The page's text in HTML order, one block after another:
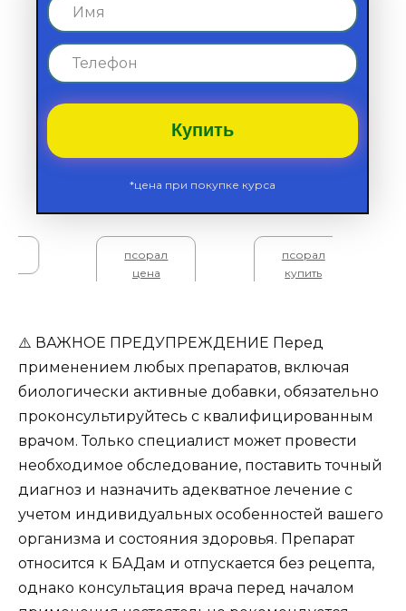
Купить
*цена при покупке курса
псорал
цена
псорал
купить
⚠️ ВАЖНОЕ ПРЕДУПРЕЖДЕНИЕ Перед
применением любых препаратов, включая
биологически активные добавки, обязательно
проконсультируйтесь с квалифицированным
врачом. Только специалист может провести
необходимое обследование, поставить точный
диагноз и назначить адекватное лечение с
учетом индивидуальных особенностей вашего
организма и состояния здоровья. Препарат
относится к БАДам и отпускается без рецепта,
однако консультация врача перед началом